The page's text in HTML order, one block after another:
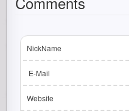
NickName
E-Mail
Website